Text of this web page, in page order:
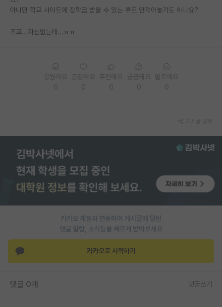
장학금/장학생 게시판
홍보 게시판
커리어
유학교육
이벤트
아니면 학교 사이트에 장학금 받을 수 있는 루트 안적어놓기도 하나요?
조교...자신없는데...ㅠㅠ
카카오 계정과 연동하여 게시글에 달린
댓글 알람, 소식등을 빠르게 받아보세요
카카오로 시작하기
댓글 0개 댓글쓰기